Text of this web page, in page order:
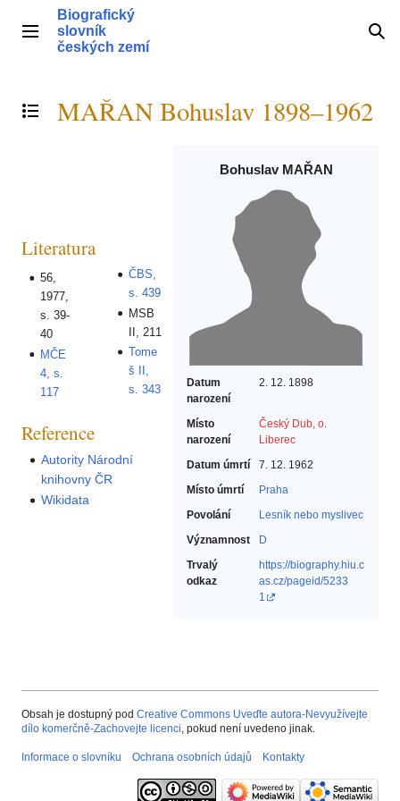
obsahHlavní menu
Biografický
slovník
českých zemí
Přepnout obsah
MAŘAN Bohuslav 1898–1962
Bohuslav MAŘAN
Datum
narození
2. 12. 1898
Místo
narození
Český Dub, o.
Liberec
Datum úmrtí
7. 12. 1962
Místo úmrtí
Praha
Povolání
Lesník nebo myslivec‎
Významnost
D
Trvalý
odkaz
https://biography.hiu.c
as.cz/pageid/5233
1
Literatura
56,
1977,
s. 39-
40
MČE
4, s.
117
ČBS,
s. 439
MSB
II, 211
Tome
š II,
s. 343
Reference
Autority Národní
knihovny ČR
Wikidata
Obsah je dostupný pod Creative Commons Uveďte autora-Nevyužívejte
dílo komerčně-Zachovejte licenci, pokud není uvedeno jinak.
Informace o slovníku Ochrana osobních údajů Kontakty